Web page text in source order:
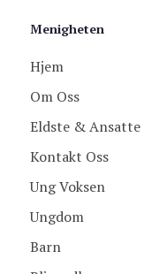
Menigheten
Hjem
Om Oss
Eldste & Ansatte
Kontakt Oss
Ung Voksen
Ungdom
Barn